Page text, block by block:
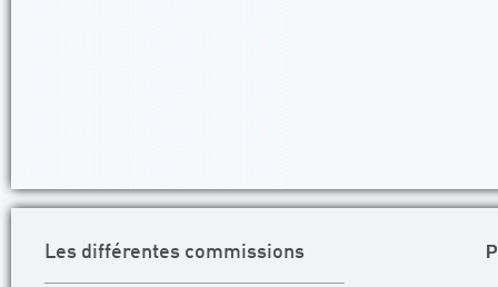
Les différentes commissions